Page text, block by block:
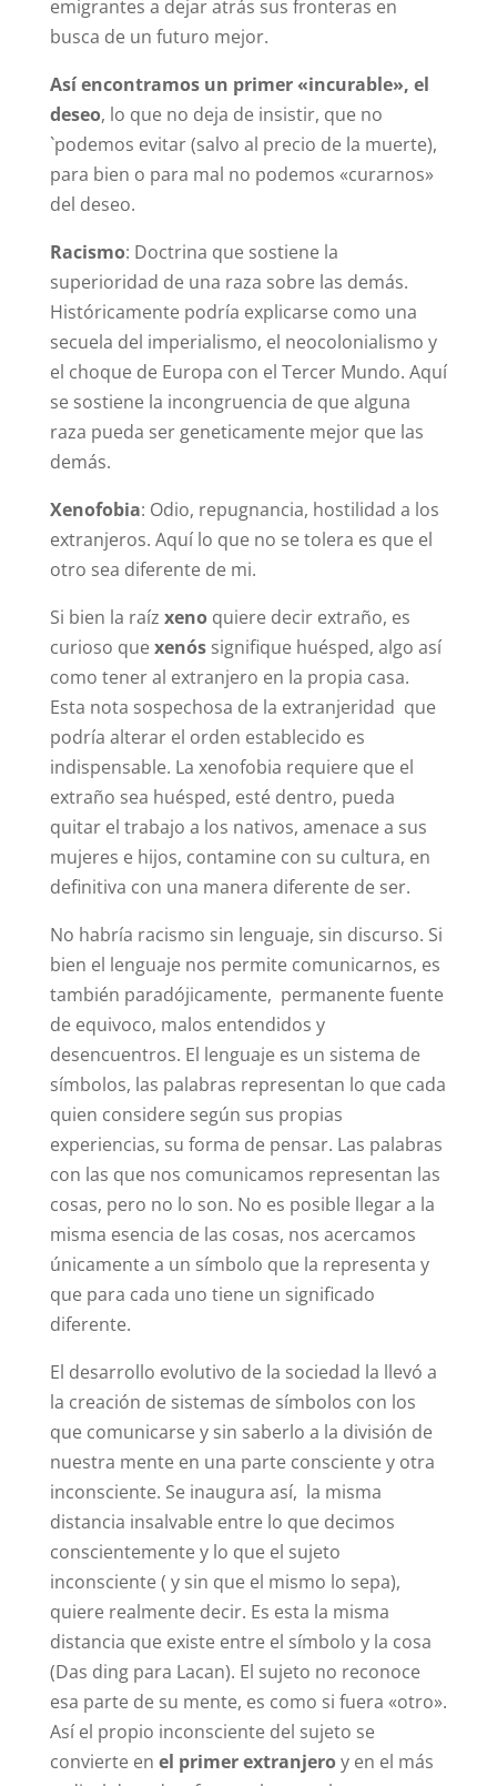
emigrantes a dejar atrás sus fronteras en
busca de un futuro mejor.
Así encontramos un primer «incurable», el
deseo, lo que no deja de insistir, que no
`podemos evitar (salvo al precio de la muerte),
para bien o para mal no podemos «curarnos»
del deseo.
Racismo: Doctrina que sostiene la
superioridad de una raza sobre las demás.
Históricamente podría explicarse como una
secuela del imperialismo, el neocolonialismo y
el choque de Europa con el Tercer Mundo. Aquí
se sostiene la incongruencia de que alguna
raza pueda ser geneticamente mejor que las
demás.
Xenofobia: Odio, repugnancia, hostilidad a los
extranjeros. Aquí lo que no se tolera es que el
otro sea diferente de mi.
Si bien la raíz xenoquiere decir extraño, es
curioso quexenóssignifique huésped, algo así
como tener al extranjero en la propia casa.
Esta nota sospechosa de la extranjeridad que
podría alterar el orden establecido es
indispensable. La xenofobia requiere que el
extraño sea huésped, esté dentro, pueda
quitar el trabajo a los nativos, amenace a sus
mujeres e hijos, contamine con su cultura, en
definitiva con una manera diferente de ser.
No habría racismo sin lenguaje, sin discurso. Si
bien el lenguaje nos permite comunicarnos, es
también paradójicamente, permanente fuente
de equivoco, malos entendidos y
desencuentros. El lenguaje es un sistema de
símbolos, las palabras representan lo que cada
quien considere según sus propias
experiencias, su forma de pensar. Las palabras
con las que nos comunicamos representan las
cosas, pero no lo son. No es posible llegar a la
misma esencia de las cosas, nos acercamos
únicamente a un símbolo que la representa y
que para cada uno tiene un significado
diferente.
El desarrollo evolutivo de la sociedad la llevó a
la creación de sistemas de símbolos con los
que comunicarse y sin saberlo a la división de
nuestra mente en una parte consciente y otra
inconsciente. Se inaugura así, la misma
distancia insalvable entre lo que decimos
conscientemente y lo que el sujeto
inconsciente ( y sin que el mismo lo sepa),
quiere realmente decir. Es esta la misma
distancia que existe entre el símbolo y la cosa
(Das ding para Lacan). El sujeto no reconoce
esa parte de su mente, es como si fuera «otro».
Así el propio inconsciente del sujeto se
convierte en el primer extranjeroy en el más